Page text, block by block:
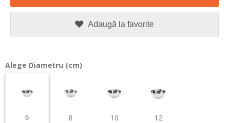
Adaugă la favorite
Alege Diametru (cm)
6 8 10 12